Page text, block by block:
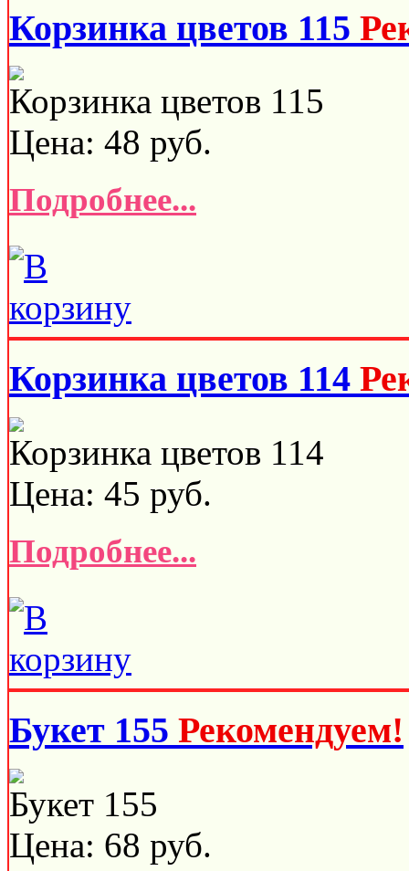
Корзинка цветов 115
Корзинка цветов 115
Цена: 48 руб.
Подробнее...
Корзинка цветов 114
Корзинка цветов 114
Цена: 45 руб.
Подробнее...
Букет 155 Рекомендуем!
Букет 155
Цена: 68 руб.